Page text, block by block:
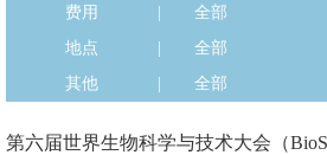
费用
全部
地点
全部
其他
全部
第六届世界生物科学与技术大会（